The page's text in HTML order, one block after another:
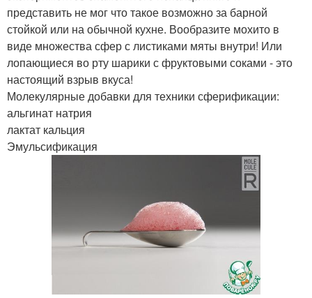
представить не мог что такое возможно за барной
стойкой или на обычной кухне. Вообразите мохито в
виде множества сфер с листиками мяты внутри! Или
лопающиеся во рту шарики с фруктовыми соками - это
настоящий взрыв вкуса!
Молекулярные добавки для техники сферификации:
альгинат натрия
лактат кальция
Эмульсификация